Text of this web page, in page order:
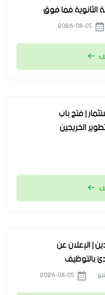
فما فوق
| فتح باب
الخريجين
| الإعلان عن
بالتوظيف